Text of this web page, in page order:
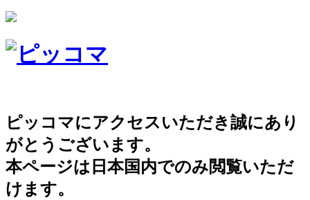
ピッコマにアクセスいただき誠にあり
がとうございます。
本ページは日本国内でのみ閲覧いただ
けます。